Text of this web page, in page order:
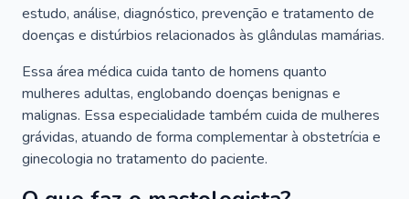
estudo, análise, diagnóstico, prevenção e tratamento de
doenças e distúrbios relacionados às glândulas mamárias.
Essa área médica cuida tanto de homens quanto
mulheres adultas, englobando doenças benignas e
malignas. Essa especialidade também cuida de mulheres
grávidas, atuando de forma complementar à obstetrícia e
ginecologia no tratamento do paciente.